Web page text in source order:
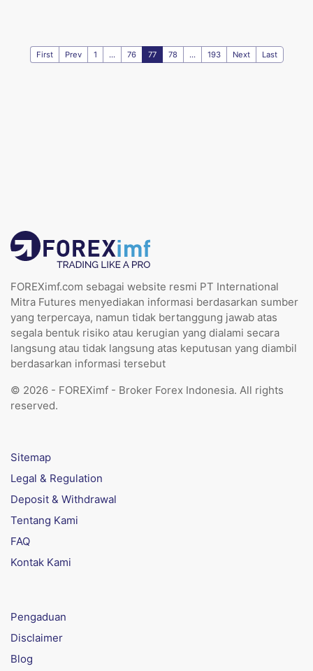
First Prev 1 ... 76 77 78 ... 193 Next Last
FOREXimf.com sebagai website resmi PT International
Mitra Futures menyediakan informasi berdasarkan sumber
yang terpercaya, namun tidak bertanggung jawab atas
segala bentuk risiko atau kerugian yang dialami secara
langsung atau tidak langsung atas keputusan yang diambil
berdasarkan informasi tersebut
© 2026 - FOREXimf - Broker Forex Indonesia. All rights
reserved.
Sitemap
Legal & Regulation
Deposit & Withdrawal
Tentang Kami
FAQ
Kontak Kami
Pengaduan
Disclaimer
Blog